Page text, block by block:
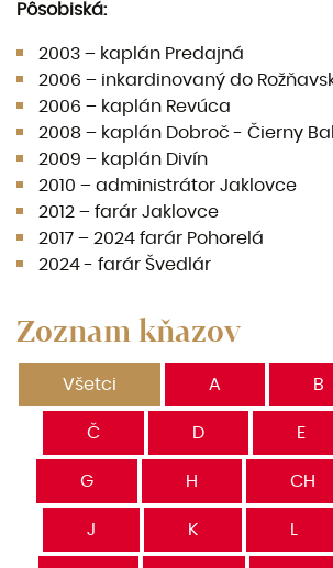
Pôsobiská:
2003 – kaplán Predajná
2006 – inkardinovaný do
2006 – kaplán Revúca
2008 – kaplán Dobroč - Čierny
2009 – kaplán Divín
2010 – administrátor Jaklovce
2012 – farár Jaklovce
2017 – 2024 farár Pohorelá
2024 - farár Švedlár
Zoznam kňazov
Všetci A B
Č D E
G H CH
J K